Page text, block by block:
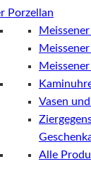
Porzellan
Vasen
Alle